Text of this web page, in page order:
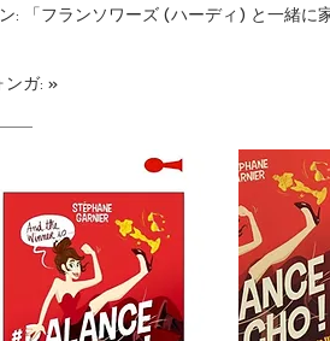
: 「フランソワーズ (ハーディ) と一緒に
ンガ: »